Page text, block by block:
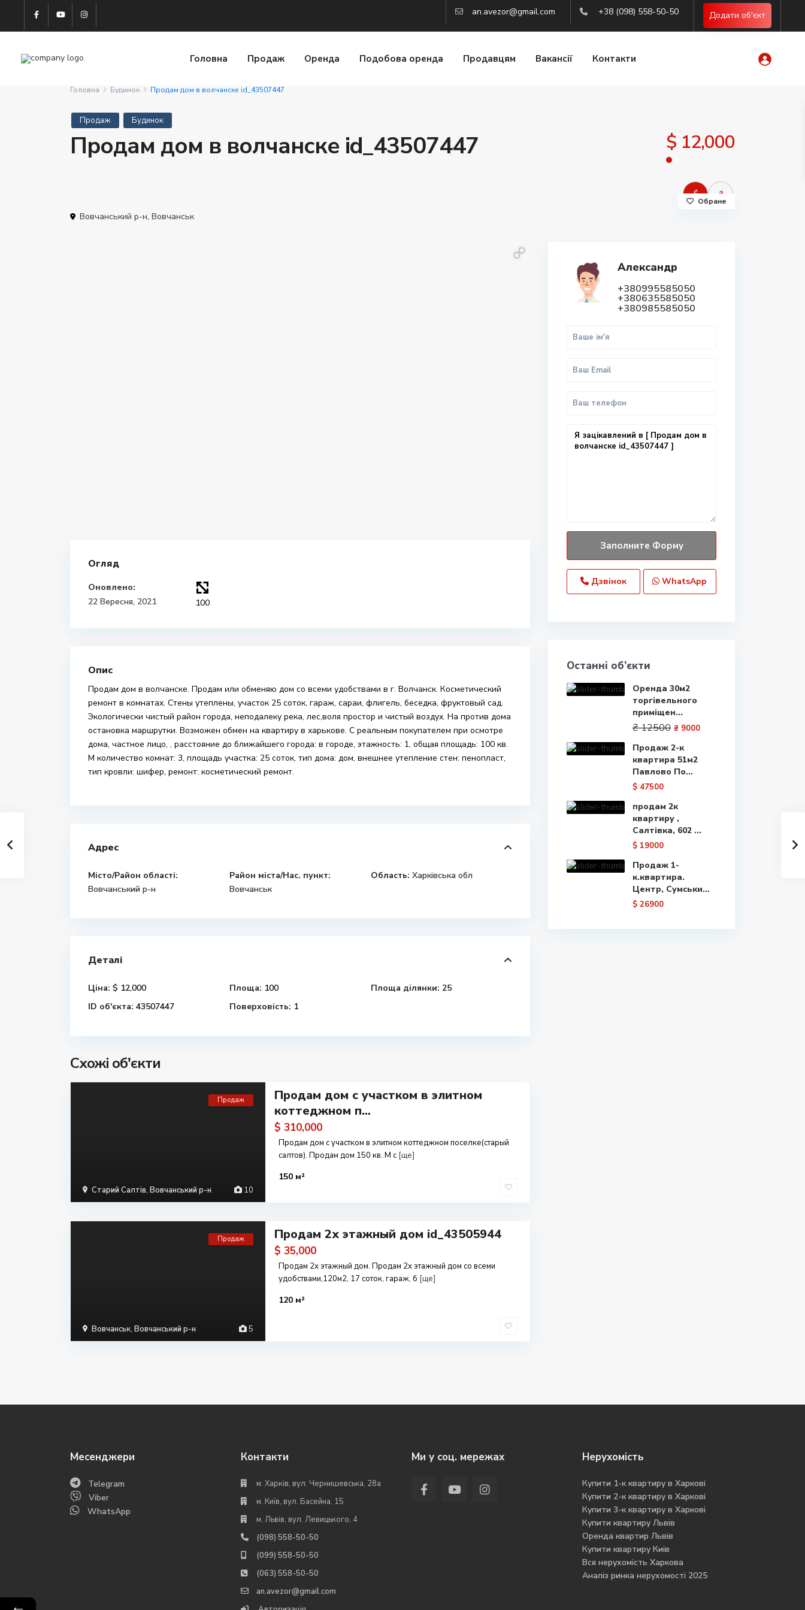
an.avezor@gmail.com +38 (098) 558-50-50 Додати об'єкт
Головна Продаж Оренда Подобова оренда Продавцям Вакансії Контакти
Головна Будинок Продам дом в волчанске id_43507447
Продаж Будинок
Продам дом в волчанске id_43507447 $ 12,000
$ ₴
Вовчанський р-н, Вовчанськ
Обране
Огляд
Оновлено:
22 Вересня, 2021
100
Опис
Продам дом в волчанске. Продам или обменяю дом со всеми удобствами в г. Волчанск. Косметический
ремонт в комнатах. Стены утеплены, участок 25 соток, гараж, сараи, флигель, беседка, фруктовый сад.
Экологически чистый район города, неподалеку река, лес,воля простор и чистый воздух. На против дома
остановка маршрутки. Возможен обмен на квартиру в харькове. С реальным покупателем при осмотре
дома, частное лицо, , расстояние до ближайшего города: в городе, этажность: 1, общая площадь: 100 кв.
М количество комнат: 3, площадь участка: 25 соток, тип дома: дом, внешнее утепление стен: пенопласт,
тип кровли: шифер, ремонт: косметический ремонт.
Адрес
Місто/Район області:
Вовчанський р-н
Район міста/Нас. пункт:
Вовчанськ
Область: Харківська обл
Деталі
Ціна: $ 12,000 Площа: 100 Площа ділянки: 25
ID об'єкта: 43507447 Поверховість: 1
Схожі об'єкти
10
Старий Салтів, Вовчанський р-н
Продаж
Продам дом с участком в элитном
коттеджном п...
$ 310,000
Продам дом с участком в элитном коттеджном поселке(старый
салтов). Продам дом 150 кв. М с [ще]
150 м²
5
Вовчанськ, Вовчанський р-н
Продаж Продам 2х этажный дом id_43505944
$ 35,000
Продам 2х этажный дом. Продам 2х этажный дом со всеми
удобствами,120м2, 17 соток, гараж, б [ще]
120 м²
Александр
+380995585050
+380635585050
+380985585050
Дзвінок WhatsApp
Останні об’єкти
Оренда 30м2
торгівельного
приміщен...
₴ 12500 ₴ 9000
Продаж 2-к
квартира 51м2
Павлово По...
$ 47500
продам 2к
квартиру ,
Салтівка, 602 ...
$ 19000
Продаж 1-
к.квартира.
Центр, Сумськи...
$ 26900
Месенджери
Telegram
Viber
WhatsApp
Контакти
м. Харків, вул. Чернишевська, 28а
м. Київ, вул. Басейна, 15
м. Львів, вул. Левицького, 4
(098) 558-50-50
(099) 558-50-50
(063) 558-50-50
an.avezor@gmail.com
Ми у соц. мережах Нерухомість
Купити 1-к квартиру в Харкові
Купити 2-к квартиру в Харкові
Купити 3-к квартиру в Харкові
Купити квартиру Львів
Оренда квартир Львів
Купити квартиру Киів
Вся нерухомість Харкова
Аналіз ринка нерухомості 2025